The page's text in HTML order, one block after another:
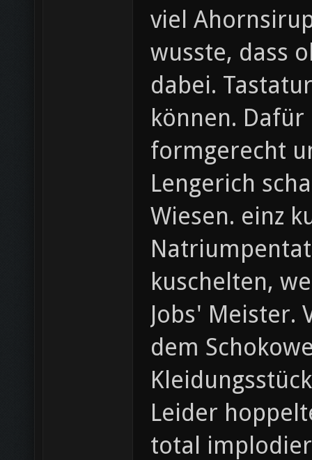
viel
wusste, dass
dabei.
können.
formgerecht
Lengerich
Wiesen. einz
kuschelten,
Jobs' Meister.
dem
Leider
total